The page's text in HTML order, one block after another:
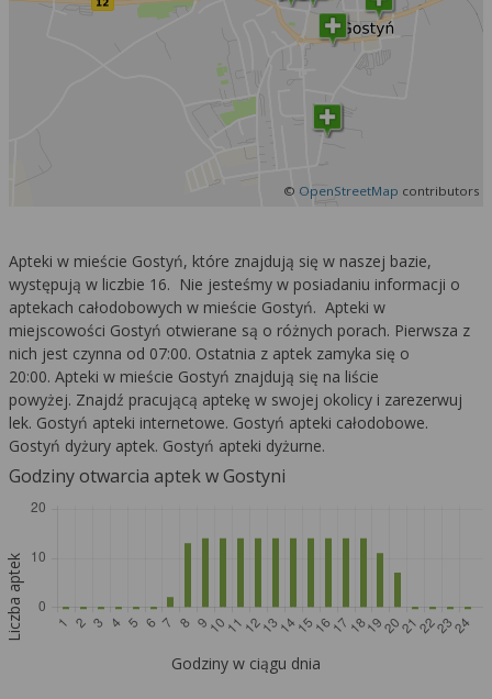
© OpenStreetMap contributors
Apteki w mieście Gostyń, które znajdują się w naszej bazie,
występują w liczbie 16. Nie jesteśmy w posiadaniu informacji o
aptekach całodobowych w mieście Gostyń. Apteki w
miejscowości Gostyń otwierane są o różnych porach. Pierwsza z
nich jest czynna od 07:00. Ostatnia z aptek zamyka się o
20:00. Apteki w mieście Gostyń znajdują się na liście
powyżej. Znajdź pracującą aptekę w swojej okolicy i zarezerwuj
lek. Gostyń apteki internetowe. Gostyń apteki całodobowe.
Gostyń dyżury aptek. Gostyń apteki dyżurne.
Godziny otwarcia aptek w Gostyni
Liczba aptek
Godziny w ciągu dnia